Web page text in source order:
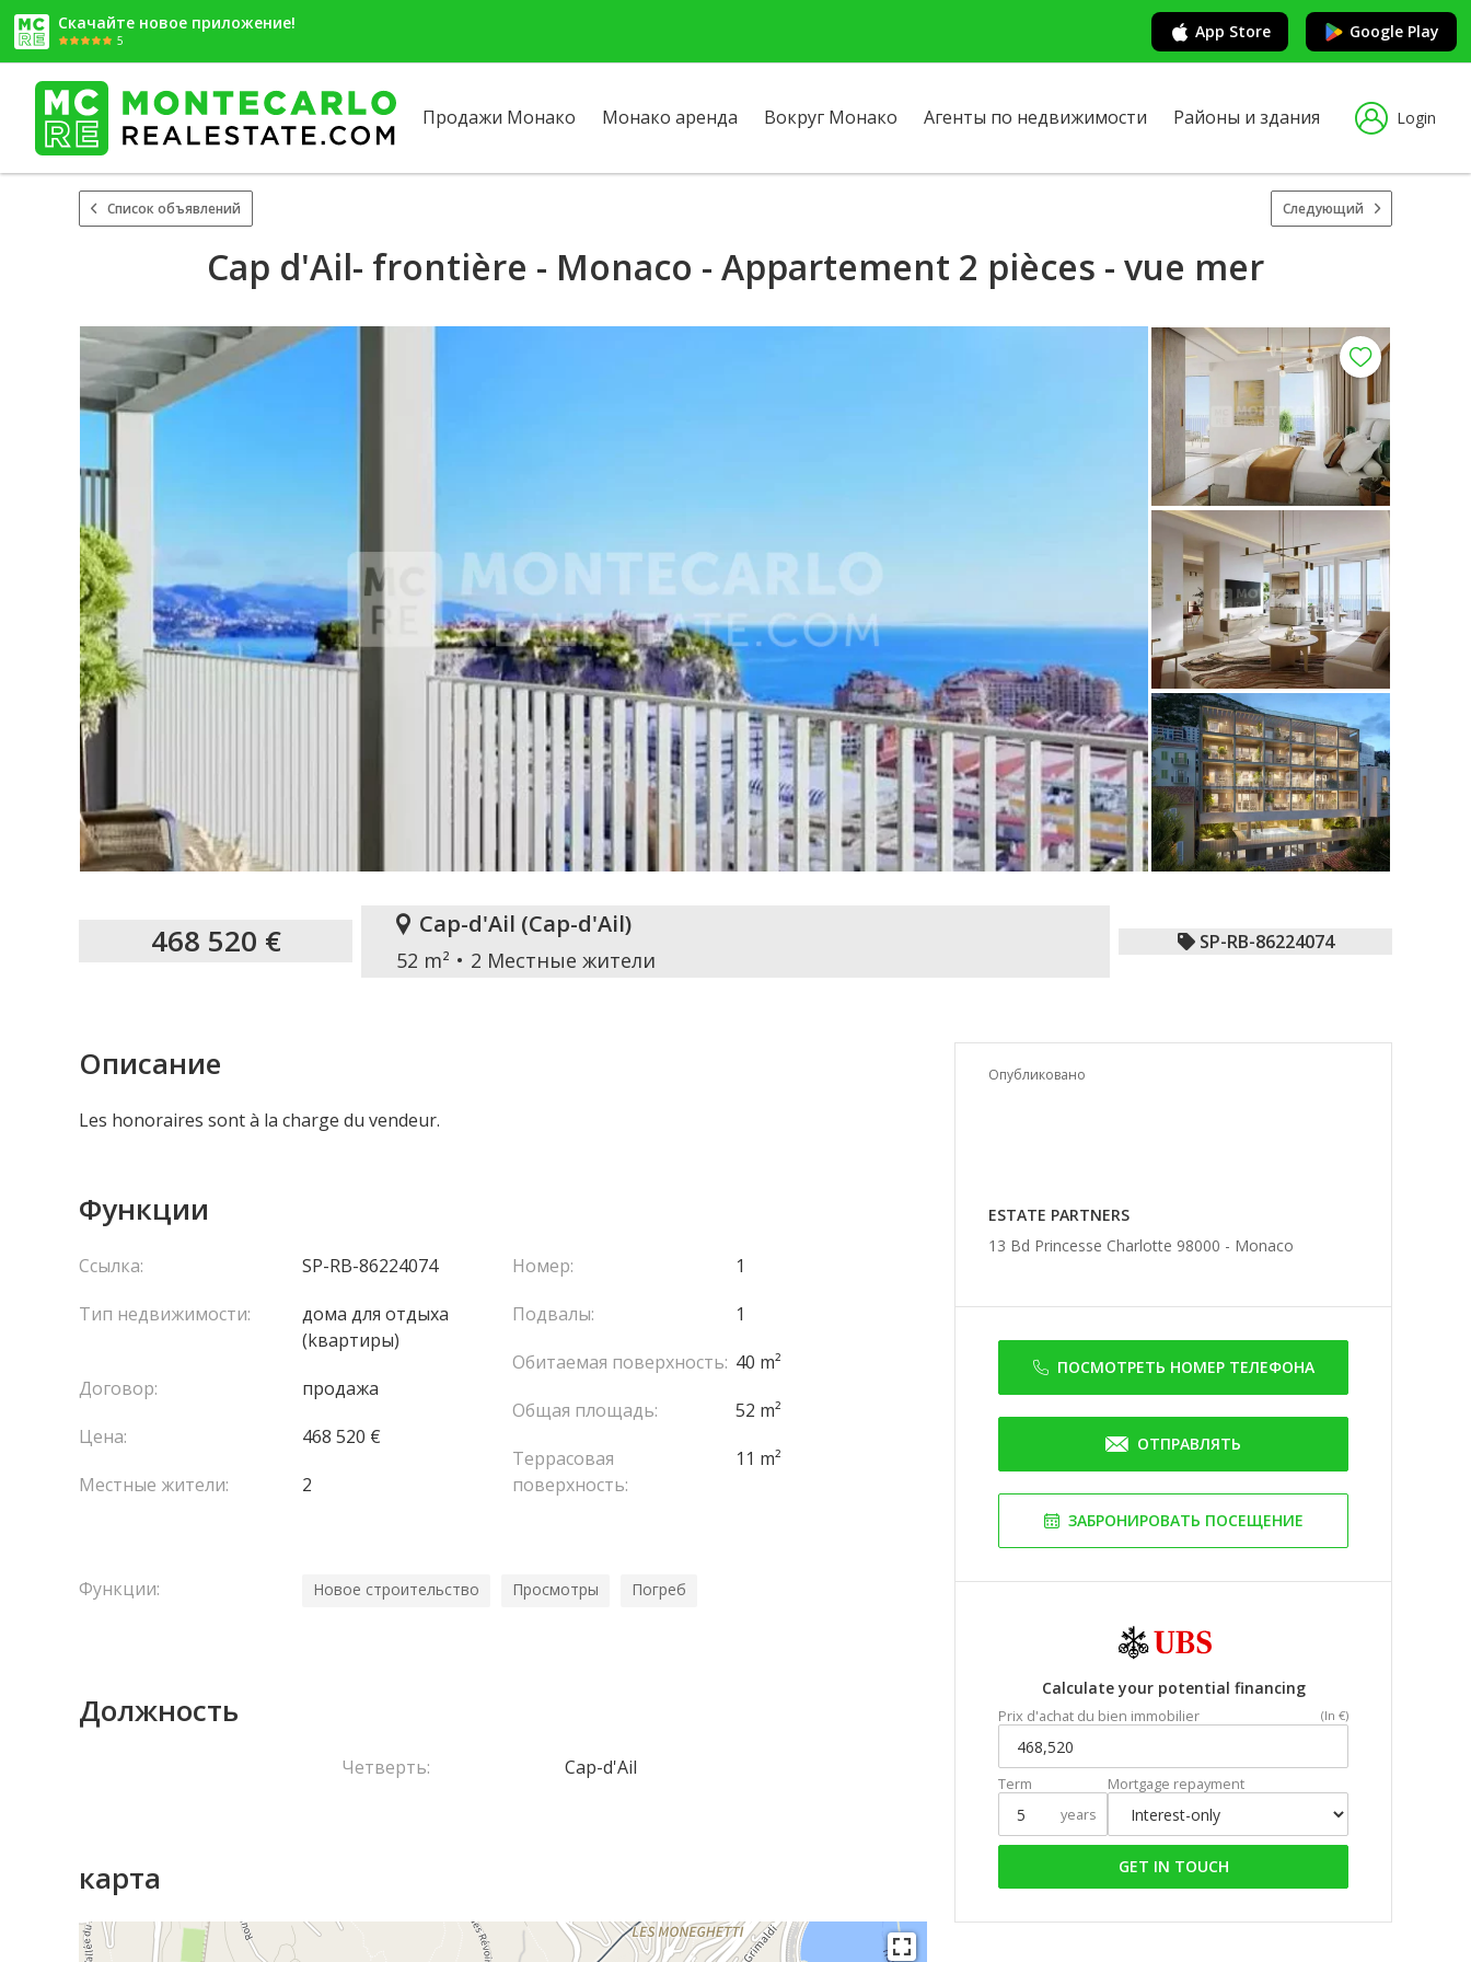
Скачайте новое приложение!
5 App Store Google Play
Продажи Монако Монако аренда Вокруг Монако Агенты по недвижимости Районы и здания Login
Список объявлений Следующий
Cap d'Ail- frontière - Monaco - Appartement 2 pièces - vue mer
468 520 € Cap-d'Ail (Cap-d'Ail)
52 m² 2 Местные жители
SP-RB-86224074
Опубликовано
ESTATE PARTNERS
13 Bd Princesse Charlotte 98000 - Monaco
ПОСМОТРЕТЬ НОМЕР ТЕЛЕФОНА
ОТПРАВЛЯТЬ
ЗАБРОНИРОВАТЬ ПОСЕЩЕНИЕ
Calculate your potential financing
Prix d'achat du bien immobilier (In €)
Term
years
Mortgage repayment
GET IN TOUCH
Описание
Les honoraires sont à la charge du vendeur.
Функции
Ссылка:
SP-RB-86224074
Тип недвижимости:
домa для отдыха
(kвартиры)
Договор:
продажа
Цена:
468 520 €
Местные жители:
2
Номер:
1
Подвалы:
1
Обитаемая поверхность: 40 m²
Общая площадь:
52 m²
Террасовая
поверхность:
11 m²
Функции: Новое строительство Просмотры Погреб
Должность
Четверть: Cap-d'Ail
карта